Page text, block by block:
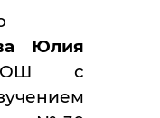
Юлия
с